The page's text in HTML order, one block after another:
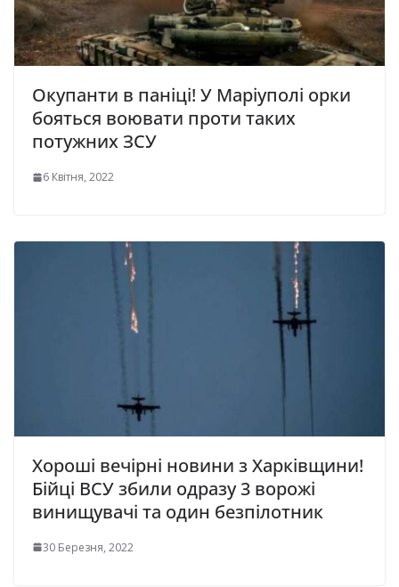
Окупанти в паніці! У Маріуполі орки
бояться воювати проти таких
потужних ЗСУ
6 Квітня, 2022
Хороші вечірні новини з Харківщини!
Бійці ВСУ збили одразу 3 ворожі
винищувачі та один безпілотник
30 Березня, 2022